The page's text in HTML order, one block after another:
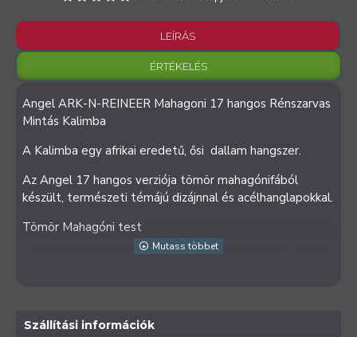
LEÍRÁS
ÉRTÉKELÉS
Angel ARK-N-REINEER Mahagoni 17 hangos Rénszarvas
Mintás Kalimba
A Kalimba egy afrikai eredetű, ősi dallam hangszer.
Az Angel 17 hangos verziója tömör mahagónifából
készült, természeti témájú dizájnnal és acélhanglapokkal.
Tömör Mahagóni test
Üreges test mely kellemes vibrátó effekt hangzást ad
Szállítási információk